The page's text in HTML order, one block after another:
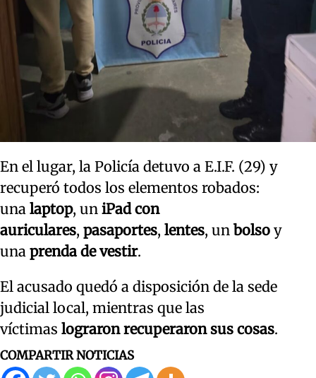
En el lugar, la Policía detuvo a E.I.F. (29) y
recuperó todos los elementos robados:
una laptop, un iPad con
auriculares, pasaportes, lentes, un bolso y
una prenda de vestir.
El acusado quedó a disposición de la sede
judicial local, mientras que las
víctimas lograron recuperaron sus cosas.
COMPARTIR NOTICIAS